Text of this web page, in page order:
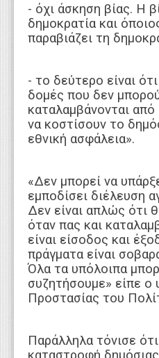
- όχι άσκηση βίας. Η
δημοκρατία και
παραβιάζει τη
- το δεύτερο είναι
δομές που δεν
καταλαμβάνονται από
να κοστίσουν το
εθνική ασφάλεια».
«Δεν μπορεί να
εμποδίσει διέλευση
Δεν είναι απλώς ότι
όταν πας και
είναι είσοδος και
πράγματα είναι
Όλα τα υπόλοιπα
συζητήσουμε» είπε ο
Προστασίας του
Παράλληλα τόνισε